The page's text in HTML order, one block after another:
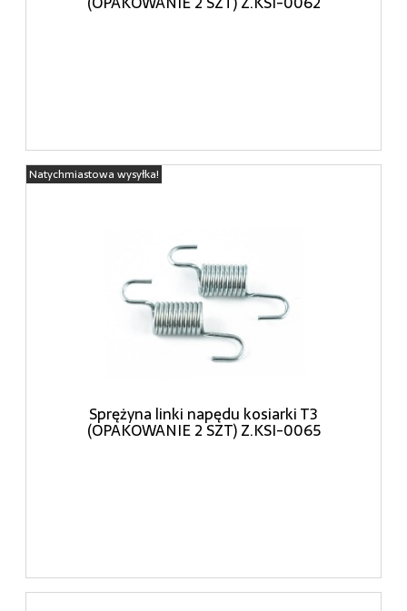
Sprężyna linki napędu kosiarki T3
(OPAKOWANIE 2 SZT) Z.KSI-0065
Natychmiastowa wysyłka!